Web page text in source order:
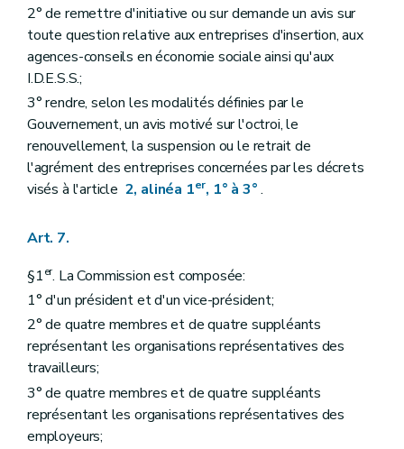
2° de remettre d'initiative ou sur demande un avis sur
toute question relative aux entreprises d'insertion, aux
agences-conseils en économie sociale ainsi qu'aux
I.D.E.S.S.;
3° rendre, selon les modalités définies par le
Gouvernement, un avis motivé sur l'octroi, le
renouvellement, la suspension ou le retrait de
l'agrément des entreprises concernées par les décrets
visés à l'article 2, alinéa 1er, 1° à 3°.
Art. 7.
§1er. La Commission est composée:
1° d'un président et d'un vice-président;
2° de quatre membres et de quatre suppléants
représentant les organisations représentatives des
travailleurs;
3° de quatre membres et de quatre suppléants
représentant les organisations représentatives des
employeurs;